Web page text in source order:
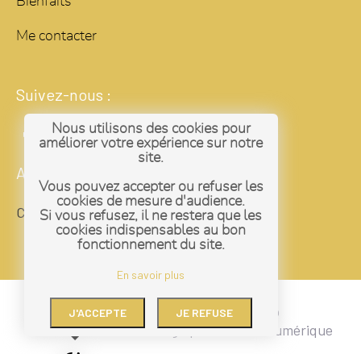
Nous utilisons des cookies pour
améliorer votre expérience sur notre
site.
Vous pouvez accepter ou refuser les
cookies de mesure d'audience.
Si vous refusez, il ne restera que les
cookies indispensables au bon
fonctionnement du site.
En savoir plus
J'ACCEPTE JE REFUSE
Me contacter
Suivez-nous :
Administrateur
Connexion
© 2023 Savonnerie Olive & Coco
Webdesign parLa Toile Numérique